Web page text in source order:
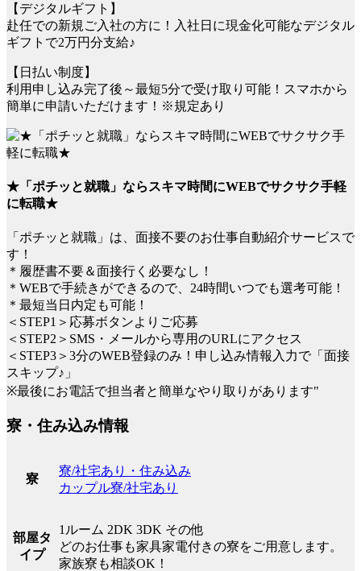
【デジタルギフト】
赴任での新規ご入社の方に！入社日に現金化可能なデジタル
ギフトで2万円分支給♪
【日払い制度】
利用申し込み完了後～最短5分で受け取り可能！スマホから
簡単に申請いただけます！※規定あり
★「ポチッと就職」ならスキマ時間にWEBでサクサク手軽
に転職★
「ポチッと就職」は、面接不要のお仕事自動紹介サービスで
す！
＊履歴書不要＆面接行く必要なし！
＊WEBで手続きができるので、24時間いつでも選考可能！
＊最短当日内定も可能！
＜STEP1＞応募ボタンよりご応募
＜STEP2＞SMS・メールから専用のURLにアクセス
＜STEP3＞3分のWEB登録のみ！申し込み情報入力で「面接
スキップ♪」
※最後にお電話で担当者と簡単なやり取りがあります"
寮・住み込み情報
寮
寮/社宅あり・住み込み
カップル寮/社宅あり
部屋タ
イプ
1ルーム 2DK 3DK その他
どのお仕事も家具家電付きの寮をご用意します。
家族寮も相談OK！